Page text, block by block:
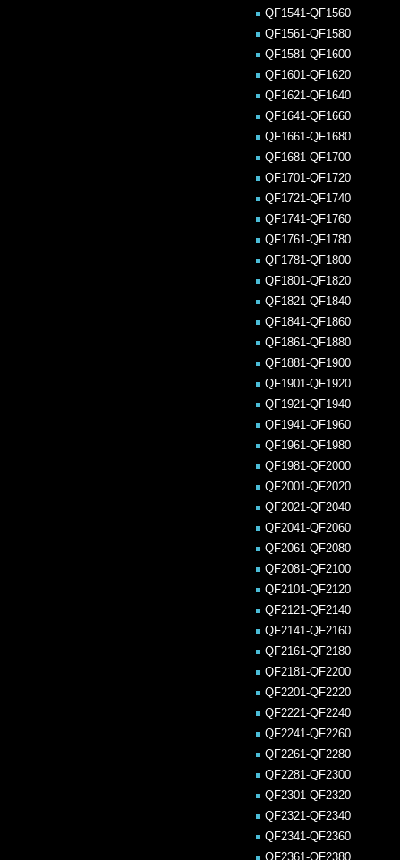
QF1541-QF1560
QF1561-QF1580
QF1581-QF1600
QF1601-QF1620
QF1621-QF1640
QF1641-QF1660
QF1661-QF1680
QF1681-QF1700
QF1701-QF1720
QF1721-QF1740
QF1741-QF1760
QF1761-QF1780
QF1781-QF1800
QF1801-QF1820
QF1821-QF1840
QF1841-QF1860
QF1861-QF1880
QF1881-QF1900
QF1901-QF1920
QF1921-QF1940
QF1941-QF1960
QF1961-QF1980
QF1981-QF2000
QF2001-QF2020
QF2021-QF2040
QF2041-QF2060
QF2061-QF2080
QF2081-QF2100
QF2101-QF2120
QF2121-QF2140
QF2141-QF2160
QF2161-QF2180
QF2181-QF2200
QF2201-QF2220
QF2221-QF2240
QF2241-QF2260
QF2261-QF2280
QF2281-QF2300
QF2301-QF2320
QF2321-QF2340
QF2341-QF2360
QF2361-QF2380